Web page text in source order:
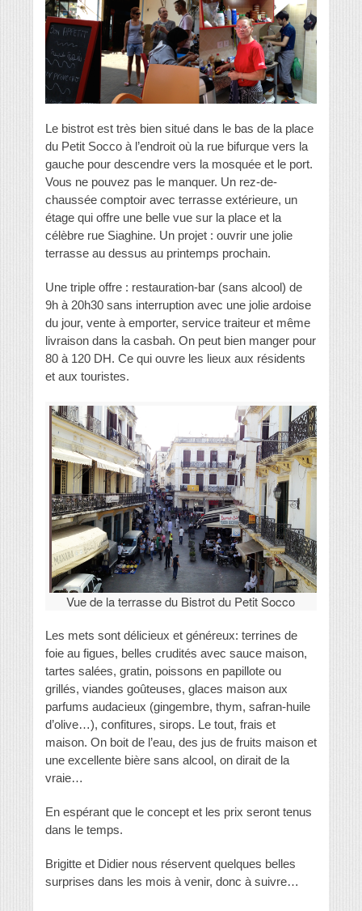
Le bistrot est très bien situé dans le bas de la place
du Petit Socco à l’endroit où la rue bifurque vers la
gauche pour descendre vers la mosquée et le port.
Vous ne pouvez pas le manquer. Un rez-de-
chaussée comptoir avec terrasse extérieure, un
étage qui offre une belle vue sur la place et la
célèbre rue Siaghine. Un projet : ouvrir une jolie
terrasse au dessus au printemps prochain.
Une triple offre : restauration-bar (sans alcool) de
9h à 20h30 sans interruption avec une jolie ardoise
du jour, vente à emporter, service traiteur et même
livraison dans la casbah. On peut bien manger pour
80 à 120 DH. Ce qui ouvre les lieux aux résidents
et aux touristes.
Vue de la terrasse du Bistrot du Petit Socco
Les mets sont délicieux et généreux: terrines de
foie au figues, belles crudités avec sauce maison,
tartes salées, gratin, poissons en papillote ou
grillés, viandes goûteuses, glaces maison aux
parfums audacieux (gingembre, thym, safran-huile
d’olive…), confitures, sirops. Le tout, frais et
maison. On boit de l’eau, des jus de fruits maison et
une excellente bière sans alcool, on dirait de la
vraie…
En espérant que le concept et les prix seront tenus
dans le temps.
Brigitte et Didier nous réservent quelques belles
surprises dans les mois à venir, donc à suivre…